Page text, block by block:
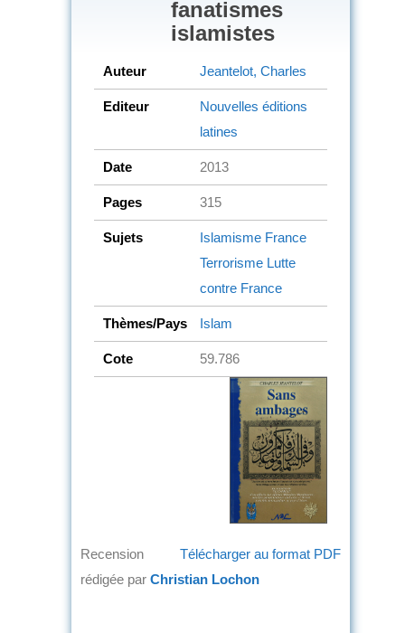
fanatismes
islamistes
Auteur Jeantelot, Charles
Editeur
Nouvelles éditions
latines
Date 2013
Pages 315
Sujets Islamisme France
Terrorisme Lutte
contre France
Thèmes/Pays Islam
Cote 59.786
Télécharger au format PDF
Recension
rédigée par Christian Lochon